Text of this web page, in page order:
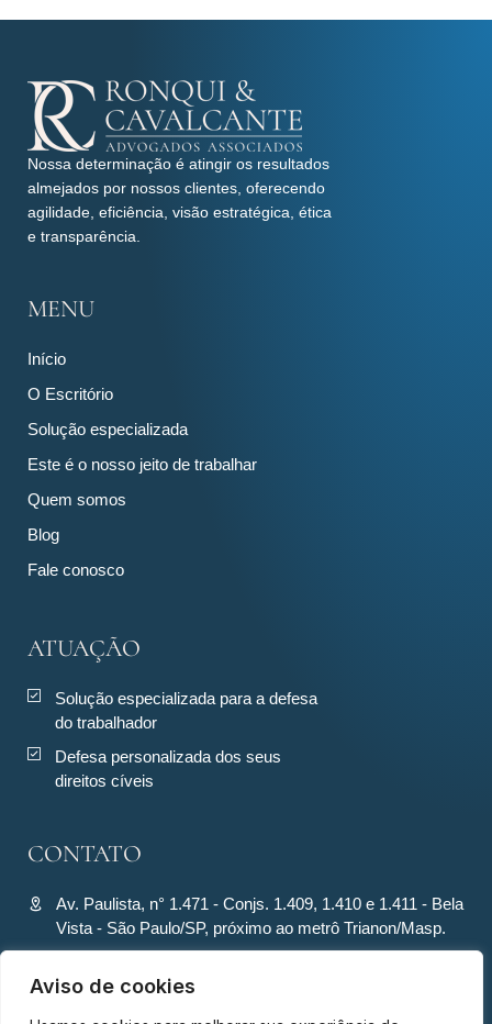
Aviso de cookies
Nossa determinação é atingir os resultados
almejados por nossos clientes, oferecendo
agilidade, eficiência, visão estratégica, ética
e transparência.
MENU
Início
O Escritório
Solução especializada
Este é o nosso jeito de trabalhar
Quem somos
Blog
Fale conosco
ATUAÇÃO
Solução especializada para a defesa
do trabalhador
Defesa personalizada dos seus
direitos cíveis
CONTATO
Av. Paulista, n° 1.471 - Conjs. 1.409, 1.410 e 1.411 - Bela
Vista - São Paulo/SP, próximo ao metrô Trianon/Masp.